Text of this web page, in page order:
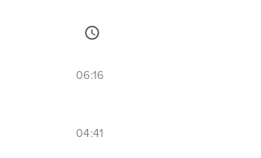
06:16
04:41